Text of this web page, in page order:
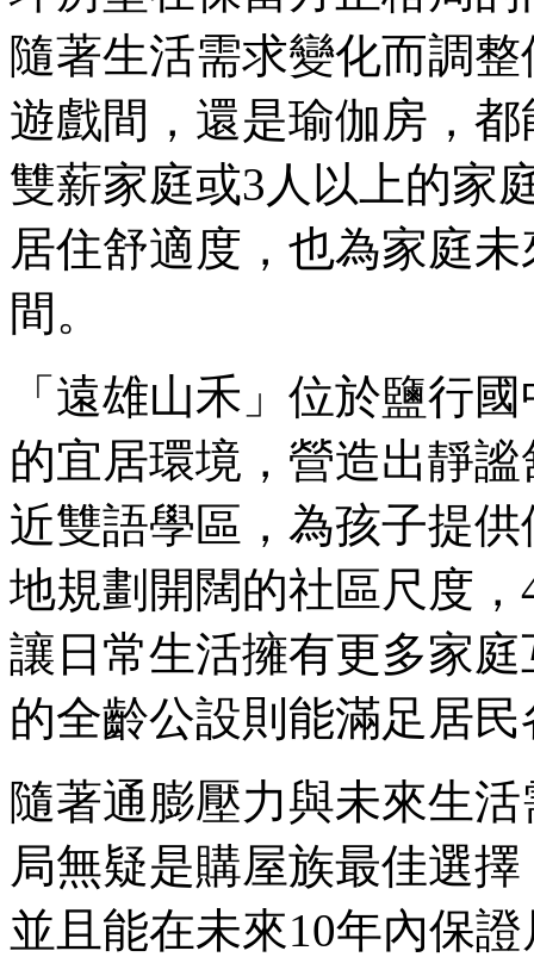
隨著生活需求變化而調
遊戲間，還是瑜伽房，
雙薪家庭或3人以上的家
居住舒適度，也為家庭
間。
「遠雄山禾」位於鹽行
的宜居環境，營造出靜
近雙語學區，為孩子提
地規劃開闊的社區尺度
讓日常生活擁有更多家
的全齡公設則能滿足居
隨著通膨壓力與未來生
局無疑是購屋族最佳選
並且能在未來10年內保